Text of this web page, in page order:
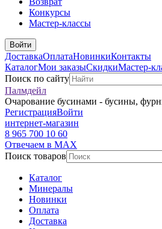
Конкурсы
Мастер-классы
Войти
ДоставкаОплатаНовинкиКонтакты
КаталогМои заказыСкидкиМастер-
Поиск по сайту
Палмдейл
Очарование бусинами - бусины,
РегистрацияВойти
интернет-магазин
8 965 700 10 60
Отвечаем в MAX
Поиск товаров
Каталог
Минералы
Новинки
Оплата
Доставка